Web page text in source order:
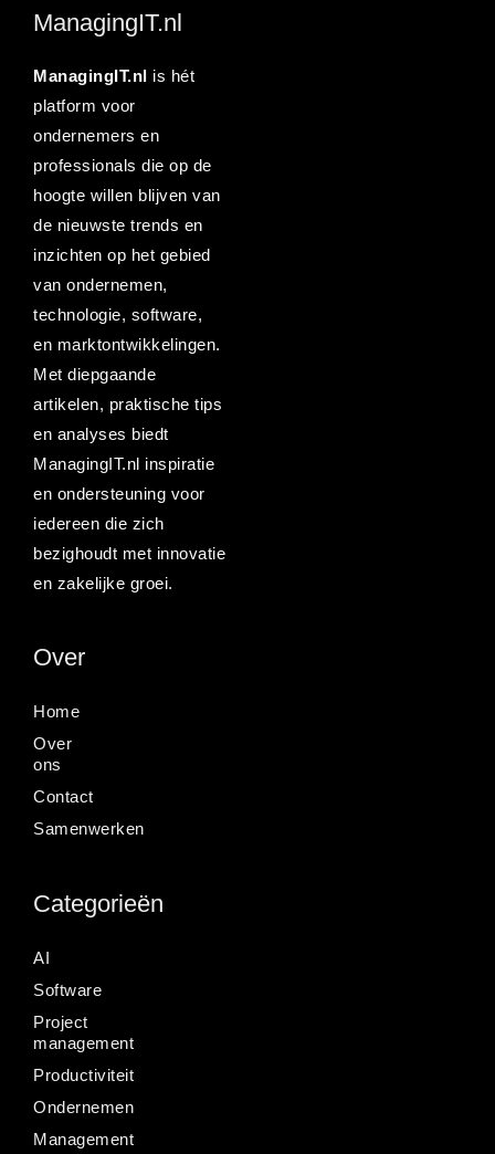
ManagingIT.nl
ManagingIT.nl is hét
platform voor
ondernemers en
professionals die op de
hoogte willen blijven van
de nieuwste trends en
inzichten op het gebied
van ondernemen,
technologie, software,
en marktontwikkelingen.
Met diepgaande
artikelen, praktische tips
en analyses biedt
ManagingIT.nl inspiratie
en ondersteuning voor
iedereen die zich
bezighoudt met innovatie
en zakelijke groei.
Over
Home
Over
ons
Contact
Samenwerken
Categorieën
AI
Software
Project
management
Productiviteit
Ondernemen
Management